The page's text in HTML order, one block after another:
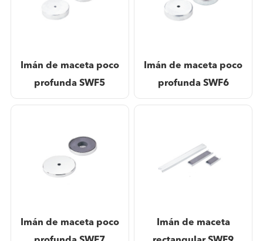
Imán de maceta poco
profunda SWF5
Imán de maceta poco
profunda SWF6
Imán de maceta poco
Imán de maceta